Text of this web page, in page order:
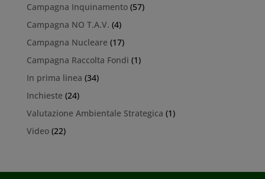
Campagna Inquinamento(57)
Campagna NO T.A.V. (4)
Campagna Nucleare (17)
Campagna Raccolta Fondi (1)
In prima linea (34)
Inchieste (24)
Valutazione Ambientale Strategica (1)
Video(22)